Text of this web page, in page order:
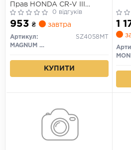
Прав HONDA CR-V III
2.0/2.2D 10.06-0 відгуків
953 ₴ завтра
Артикул:
SZ4058MT
MAGNUM TECHNOLOGY
КУПИТИ
1